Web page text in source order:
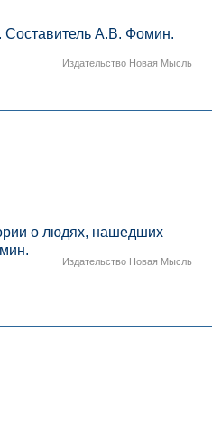
Составитель А.В. Фомин.
Издательство Новая Мысль
о людях, нашедших
Издательство Новая Мысль